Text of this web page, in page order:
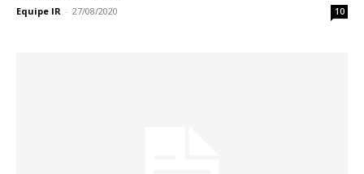
Equipe IR - 27/08/2020 10